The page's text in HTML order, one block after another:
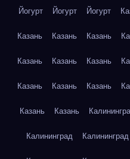
Йогурт Йогурт Йогурт
Казань Казань Казань
Казань Казань Казань
Казань Казань Казань
Казань Казань
Калининград Калининград